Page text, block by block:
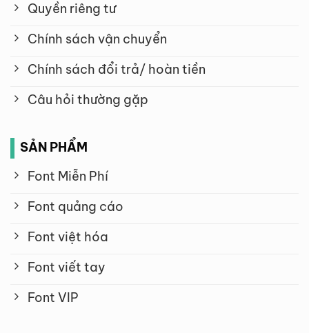
Quyền riêng tư
Chính sách vận chuyển
Chính sách đổi trả/ hoàn tiền
Câu hỏi thường gặp
SẢN PHẨM
Font Miễn Phí
Font quảng cáo
Font việt hóa
Font viết tay
Font VIP